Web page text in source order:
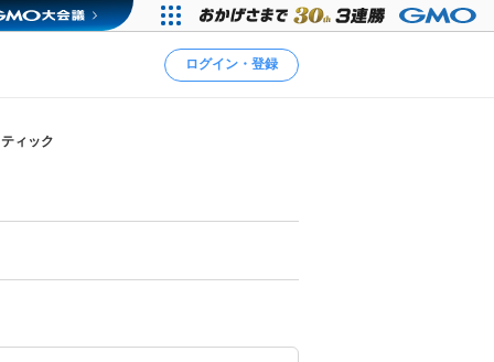
ログイン・登録
ィック